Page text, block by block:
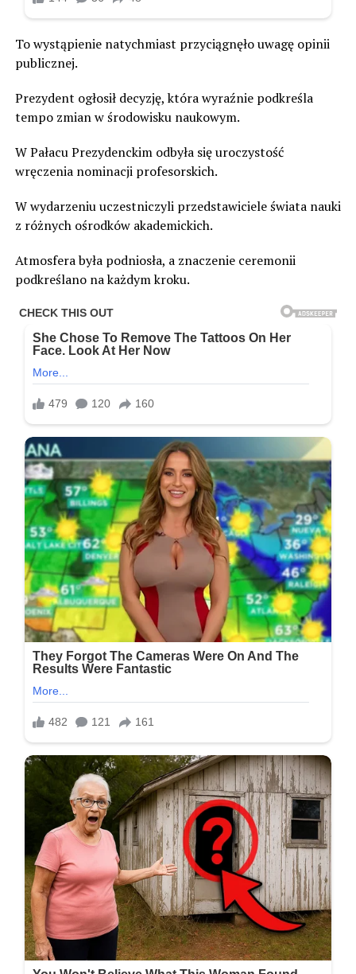
To wystąpienie natychmiast przyciągnęło uwagę opinii
publicznej.
Prezydent ogłosił decyzję, która wyraźnie podkreśla
tempo zmian w środowisku naukowym.
W Pałacu Prezydenckim odbyła się uroczystość
wręczenia nominacji profesorskich.
W wydarzeniu uczestniczyli przedstawiciele świata nauki
z różnych ośrodków akademickich.
Atmosfera była podniosła, a znaczenie ceremonii
podkreślano na każdym kroku.